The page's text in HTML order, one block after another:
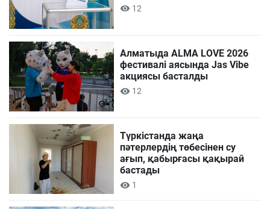
12
Алматыда ALMA LOVE 2026
фестивалі аясында Jas Vibe
акциясы басталды
12
Түркістанда жаңа
пәтерлердің төбесінен су
ағып, қабырғасы қақырай
бастады
1